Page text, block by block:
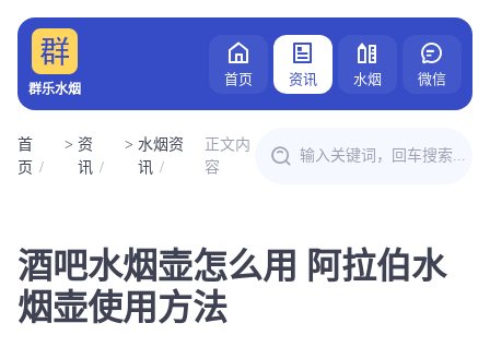
群乐水烟
首页 资讯 水烟 微信
首
页
> 资
讯
> 水烟资
讯
正文内
容
酒吧水烟壶怎么用 阿拉伯水
烟壶使用方法